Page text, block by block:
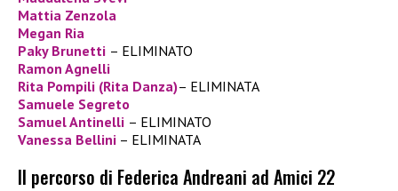
Mattia Zenzola
Megan Ria
Paky Brunetti – ELIMINATO
Ramon Agnelli
Rita Pompili (Rita Danza)– ELIMINATA
Samuele Segreto
Samuel Antinelli – ELIMINATO
Vanessa Bellini – ELIMINATA
Il percorso di Federica Andreani ad Amici 22